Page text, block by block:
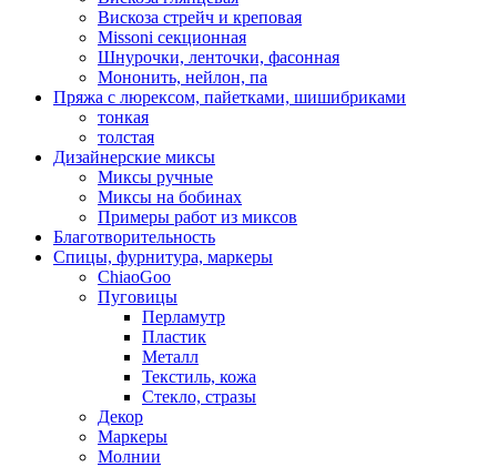
Вискоза стрейч и креповая
Missoni секционная
Шнурочки, ленточки, фасонная
Мононить, нейлон, па
Пряжа с люрексом, пайетками, шишибриками
тонкая
толстая
Дизайнерские миксы
Миксы ручные
Миксы на бобинах
Примеры работ из миксов
Благотворительность
Спицы, фурнитура, маркеры
ChiaoGoo
Пуговицы
Перламутр
Пластик
Металл
Текстиль, кожа
Стекло, стразы
Декор
Маркеры
Молнии